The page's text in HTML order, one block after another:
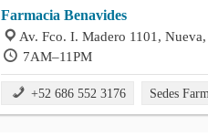
Farmacia Benavides
Av. Fco. I. Madero 1101,
7AM–11PM
+52 686 552 3176 Sedes